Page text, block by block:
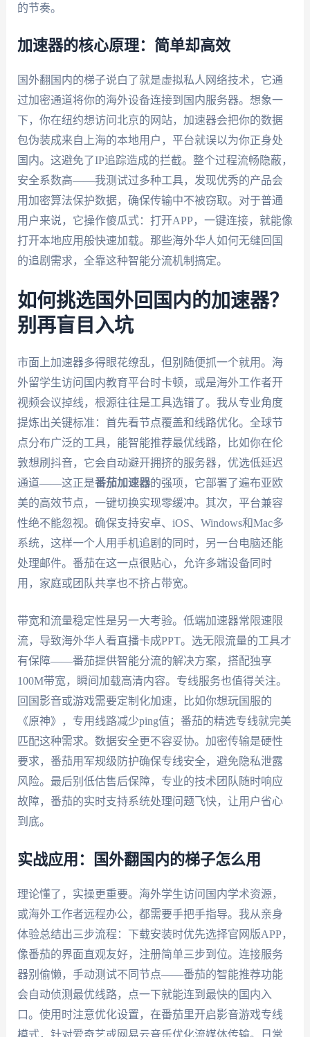
的节奏。
加速器的核心原理：简单却高效
国外翻国内的梯子说白了就是虚拟私人网络技术，它通
过加密通道将你的海外设备连接到国内服务器。想象一
下，你在纽约想访问北京的网站，加速器会把你的数据
包伪装成来自上海的本地用户，平台就误以为你正身处
国内。这避免了IP追踪造成的拦截。整个过程流畅隐蔽，
安全系数高——我测试过多种工具，发现优秀的产品会
用加密算法保护数据，确保传输中不被窃取。对于普通
用户来说，它操作傻瓜式：打开APP，一键连接，就能像
打开本地应用般快速加载。那些海外华人如何无缝回国
的追剧需求，全靠这种智能分流机制搞定。
如何挑选国外回国内的加速器？
别再盲目入坑
市面上加速器多得眼花缭乱，但别随便抓一个就用。海
外留学生访问国内教育平台时卡顿，或是海外工作者开
视频会议掉线，根源往往是工具选错了。我从专业角度
提炼出关键标准：首先看节点覆盖和线路优化。全球节
点分布广泛的工具，能智能推荐最优线路，比如你在伦
敦想刷抖音，它会自动避开拥挤的服务器，优选低延迟
通道——这正是番茄加速器的强项，它部署了遍布亚欧
美的高效节点，一键切换实现零缓冲。其次，平台兼容
性绝不能忽视。确保支持安卓、iOS、Windows和Mac多
系统，这样一个人用手机追剧的同时，另一台电脑还能
处理邮件。番茄在这一点很贴心，允许多端设备同时
用，家庭或团队共享也不挤占带宽。
带宽和流量稳定性是另一大考验。低端加速器常限速限
流，导致海外华人看直播卡成PPT。选无限流量的工具才
有保障——番茄提供智能分流的解决方案，搭配独享
100M带宽，瞬间加载高清内容。专线服务也值得关注。
回国影音或游戏需要定制化加速，比如你想玩国服的
《原神》，专用线路减少ping值；番茄的精选专线就完美
匹配这种需求。数据安全更不容妥协。加密传输是硬性
要求，番茄用军规级防护确保专线安全，避免隐私泄露
风险。最后别低估售后保障，专业的技术团队随时响应
故障，番茄的实时支持系统处理问题飞快，让用户省心
到底。
实战应用：国外翻国内的梯子怎么用
理论懂了，实操更重要。海外学生访问国内学术资源，
或海外工作者远程办公，都需要手把手指导。我从亲身
体验总结出三步流程：下载安装时优先选择官网版APP，
像番茄的界面直观友好，注册简单三步到位。连接服务
器别偷懒，手动测试不同节点——番茄的智能推荐功能
会自动侦测最优线路，点一下就能连到最快的国内入
口。使用时注意优化设置，在番茄里开启影音游戏专线
模式，针对爱奇艺或网易云音乐优化流媒体传输。日常